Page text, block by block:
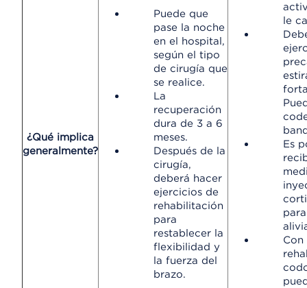
¿Qué implica
generalmente?
Puede que
pase la noche
en el hospital,
según el tipo
de cirugía que
se realice.
La
recuperación
dura de 3 a 6
meses.
Después de la
cirugía,
deberá hacer
ejercicios de
rehabilitación
para
restablecer la
flexibilidad y
la fuerza del
brazo.
le
Es
Con